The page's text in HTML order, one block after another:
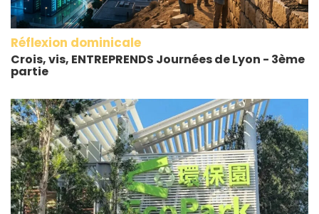
Réflexion dominicale
Crois, vis, ENTREPRENDS Journées de Lyon - 3ème
partie